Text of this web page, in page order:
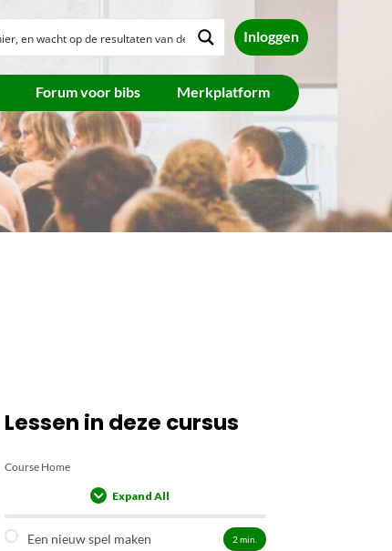
Inloggen
Forum voor bibs Merkplatform
Lessen in deze cursus
Course Home
Expand All
Lessons
Een nieuw spel maken 2 min.